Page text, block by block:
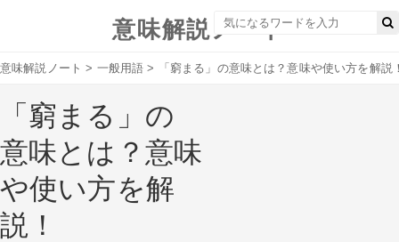
意味解説ノート
意味解説ノート > 一般用語 > 「窮まる」の意味とは？意味や使い方を解説
「窮まる」の
意味とは？意味
や使い方を解
説！